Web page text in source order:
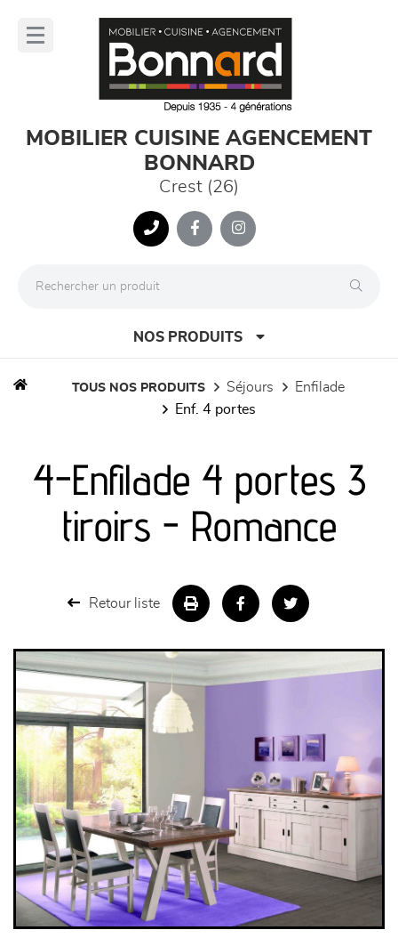
MOBILIER CUISINE AGENCEMENT
BONNARD
Crest (26)
NOS PRODUITS
séjours
meubles de complément
décoration
TOUS NOS PRODUITS séjours
enfilade
enf. 4 portes
4-Enfilade 4 portes 3
tiroirs - Romance
Retour liste